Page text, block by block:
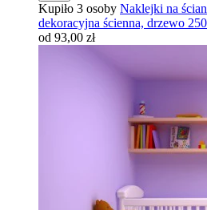
Kupiło 3 osoby Naklejki na
dekoracyjna ścienna, drzewo 250
od 93,00 zł